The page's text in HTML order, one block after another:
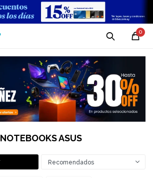
0
NOTEBOOKS ASUS
Recomendados